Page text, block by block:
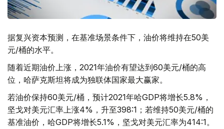
据复兴资本预测，在基准场景条件下，油价将维持在50美
元/桶的水平。
随着近期油价上涨，2021年油价有望达到60美元/桶的高
位，哈萨克斯坦将成为独联体国家最大赢家。
若油价保持60美元/桶，预计2021年哈GDP将增长5.8%，
坚戈对美元汇率上涨4%，升至398:1；若维持50美元/桶的
基准油价，哈GDP将增长5.1%，坚戈对美元汇率为414:1。